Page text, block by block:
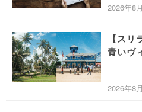
2026年8
【ス
青いヴ
2026年8